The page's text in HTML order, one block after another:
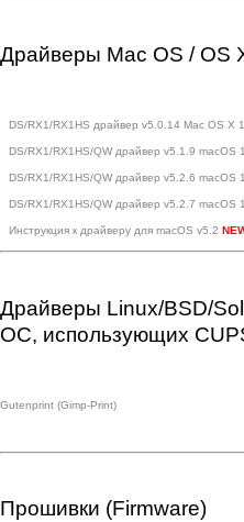
Драйверы Mac OS / OS
DS/RX1/RX1HS драйвер v5.0.14 Mac OS X
DS/RX1/RX1HS/QW драйвер v5.1.9 macOS
DS/RX1/RX1HS/QW драйвер v5.2.6 macOS
DS/RX1/RX1HS/QW драйвер v5.2.7 macOS
Инструкция к драйверу для macOS v5.2
Драйверы Linux/BSD/
ОС, использующих
Gutenprint (Gimp-Print)
Прошивки (Firmware)